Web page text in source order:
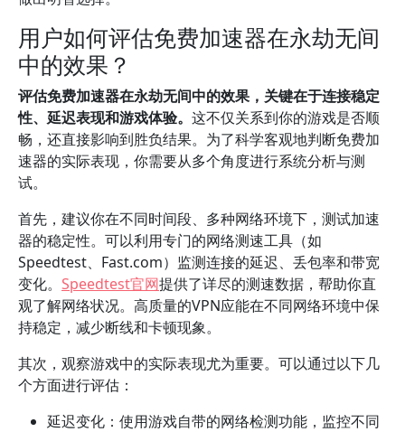
用户如何评估免费加速器在永劫无间
中的效果？
评估免费加速器在永劫无间中的效果，关键在于连接稳定
性、延迟表现和游戏体验。 这不仅关系到你的游戏是否顺
畅，还直接影响到胜负结果。为了科学客观地判断免费加
速器的实际表现，你需要从多个角度进行系统分析与测
试。
首先，建议你在不同时间段、多种网络环境下，测试加速
器的稳定性。可以利用专门的网络测速工具（如
Speedtest、Fast.com）监测连接的延迟、丢包率和带宽
变化。 Speedtest官网提供了详尽的测速数据，帮助你直
观了解网络状况。高质量的VPN应能在不同网络环境中保
持稳定，减少断线和卡顿现象。
其次，观察游戏中的实际表现尤为重要。可以通过以下几
个方面进行评估：
延迟变化：使用游戏自带的网络检测功能，监控不同